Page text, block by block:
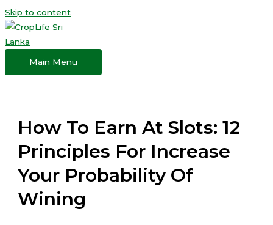
Skip to content
Main Menu
How To Earn At Slots: 12
Principles For Increase
Your Probability Of
Wining